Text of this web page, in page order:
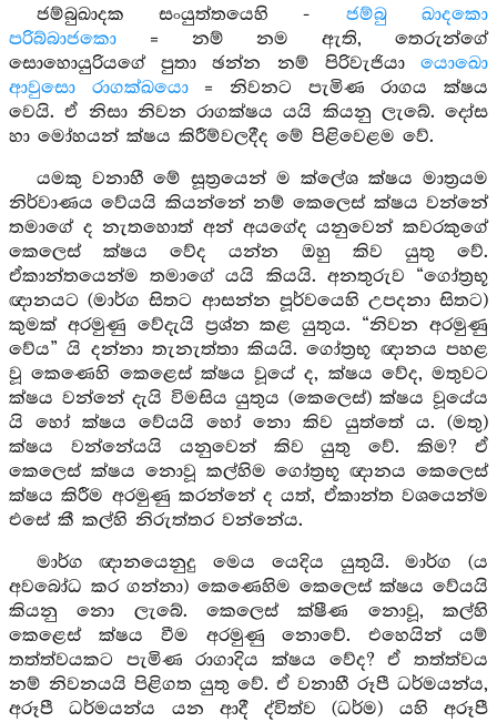
ජම්බුඛාදක සංයුත්තයෙහි - ජම්බු ඛාදකො
පරිබ්‍බාජකො = නම් නම ඇති, තෙරුන්ගේ
සොහොයුරියගේ පුතා ඡන්න නම් පිරිවැජියා යොඛො
ආවුසො රාගක්ඛයො= නිවනට පැමිණ රාගය ක්ෂය
වෙයි. ඒ නිසා නිවන රාගක්ෂය යයි කියනු ලැබේ. දෝස
හා මෝහයන් ක්ෂය කිරීම්වලදීද මේ පිළිවෙළම වේ.
යමකු වනාහී මේ සූත්‍රයෙන් ම ක්ලේශ ක්ෂය මාත්‍රයම
නිර්වාණය වේයයි කියන්නේ නම් කෙලෙස් ක්ෂය වන්නේ
තමාගේ ද නැතහොත් අන් අයගේද යනුවෙන් කවරකුගේ
කෙලෙස් ක්ෂය වේද යන්න ඔහු කිව යුතු වේ.
ඒකාන්තයෙන්ම තමාගේ යයි කියයි. අනතුරුව “ගෝත්‍රභූ
ඥානයට (මාර්ග සිතට ආසන්න පූර්වයෙහි උපදනා සිතට)
කුමක් අරමුණු වේදැයි ප්‍රශ්න කළ යුතුය. “නිවන අරමුණු
වේය” යි දන්නා තැනැත්තා කියයි. ගෝත්‍රභූ ඥානය පහළ
වූ කෙණෙහි කෙළෙස් ක්ෂය වූයේ ද, ක්ෂය වේද, මතුවට
ක්ෂය වන්නේ දැයි විමසිය යුතුය (කෙලෙස්) ක්ෂය වූයේය
යි හෝ ක්ෂය වේයයි හෝ නො කිව යුත්තේ ය. (මතු)
ක්ෂය වන්නේයයි යනුවෙන් කිව යුතු වේ. කිම? ඒ
කෙලෙස් ක්ෂය නොවූ කල්හිම ගෝත්‍රභූ ඥානය කෙලෙස්
ක්ෂය කිරීම අරමුණු කරන්නේ ද යත්, ඒකාන්ත වශයෙන්ම
එසේ කී කල්හි නිරුත්තර වන්නේය.
මාර්ග ඥානයෙනුදු මෙය යෙදිය යුතුයි. මාර්ග (ය
අවබෝධ කර ගන්නා) කෙණෙහිම කෙලෙස් ක්ෂය වේයයි
කියනු නො ලැබේ. කෙලෙස් ක්ෂීණ නොවූ, කල්හි
කෙළෙස් ක්ෂය වීම අරමුණු නොවේ. එහෙයින් යම්
තත්ත්වයකට පැමිණ රාගාදිය ක්ෂය වේද? ඒ තත්ත්වය
නම් නිවනයයි පිළිගත යුතු වේ. ඒ වනාහී රූපී ධර්මයන්ය,
අරූපී ධර්මයන්ය යන ආදී ද්විත්ව (ධර්ම) යහි අරූපී